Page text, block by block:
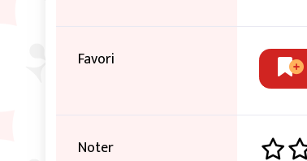
Favori
Noter